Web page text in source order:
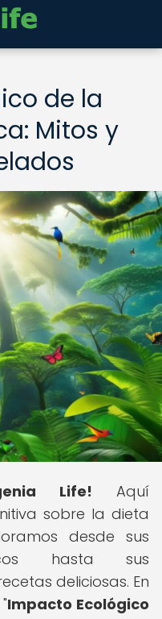
de la
Mitos y
Life! Aquí
sobre la dieta
desde sus
hasta sus
deliciosas. En
Impacto Ecológico